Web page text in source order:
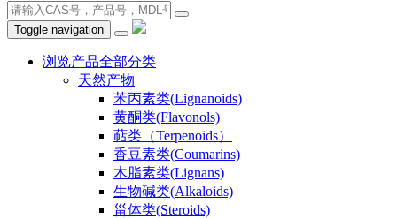
Toggle navigation
浏览产品全部分类
天然产物
苯丙素类(Lignanoids)
黄酮类(Flavonols)
萜类（Terpenoids）
香豆素类(Coumarins)
木脂素类(Lignans)
生物碱类(Alkaloids)
甾体类(Steroids)